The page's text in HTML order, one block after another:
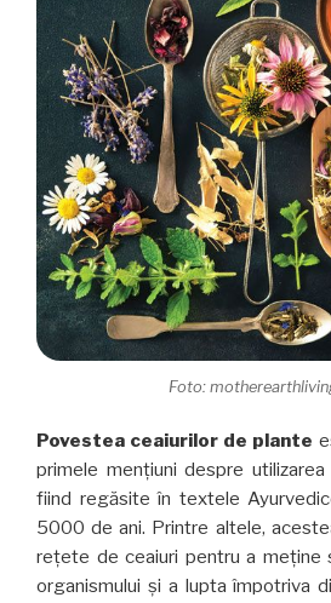
Foto:
Povestea ceaiurilor de plante
primele mențiuni despre
fiind regăsite în textele
5000 de ani. Printre altele,
rețete de ceaiuri pentru a meține
organismului și a lupta împotriva